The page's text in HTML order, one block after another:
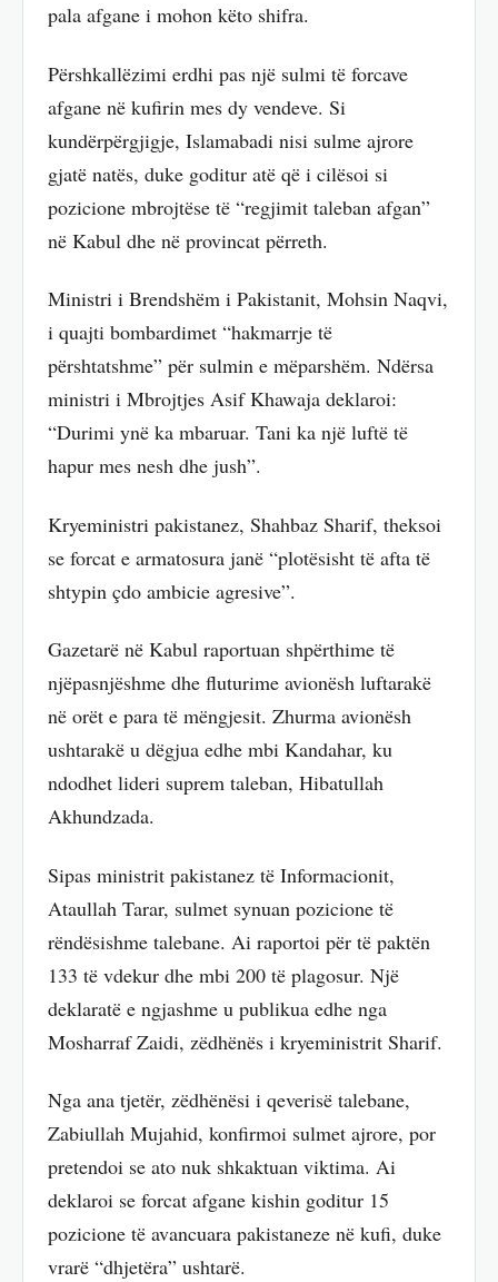
pala afgane i mohon këto shifra.
Përshkallëzimi erdhi pas një sulmi të forcave
afgane në kufirin mes dy vendeve. Si
kundërpërgjigje, Islamabadi nisi sulme ajrore
gjatë natës, duke goditur atë që i cilësoi si
pozicione mbrojtëse të “regjimit taleban afgan”
në Kabul dhe në provincat përreth.
Ministri i Brendshëm i Pakistanit, Mohsin Naqvi,
i quajti bombardimet “hakmarrje të
përshtatshme” për sulmin e mëparshëm. Ndërsa
ministri i Mbrojtjes Asif Khawaja deklaroi:
“Durimi ynë ka mbaruar. Tani ka një luftë të
hapur mes nesh dhe jush”.
Kryeministri pakistanez, Shahbaz Sharif, theksoi
se forcat e armatosura janë “plotësisht të afta të
shtypin çdo ambicie agresive”.
Gazetarë në Kabul raportuan shpërthime të
njëpasnjëshme dhe fluturime avionësh luftarakë
në orët e para të mëngjesit. Zhurma avionësh
ushtarakë u dëgjua edhe mbi Kandahar, ku
ndodhet lideri suprem taleban, Hibatullah
Akhundzada.
Sipas ministrit pakistanez të Informacionit,
Ataullah Tarar, sulmet synuan pozicione të
rëndësishme talebane. Ai raportoi për të paktën
133 të vdekur dhe mbi 200 të plagosur. Një
deklaratë e ngjashme u publikua edhe nga
Mosharraf Zaidi, zëdhënës i kryeministrit Sharif.
Nga ana tjetër, zëdhënësi i qeverisë talebane,
Zabiullah Mujahid, konfirmoi sulmet ajrore, por
pretendoi se ato nuk shkaktuan viktima. Ai
deklaroi se forcat afgane kishin goditur 15
pozicione të avancuara pakistaneze në kufi, duke
vrarë “dhjetëra” ushtarë.